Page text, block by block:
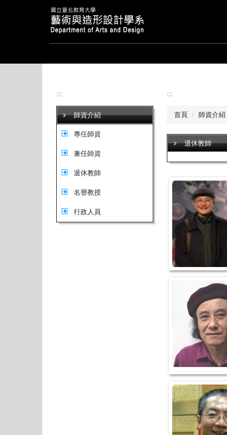
:::
師資介紹
專任師資
兼任師資
退休教師
名譽教授
行政人員
:::
首頁 師資介紹
退休教師